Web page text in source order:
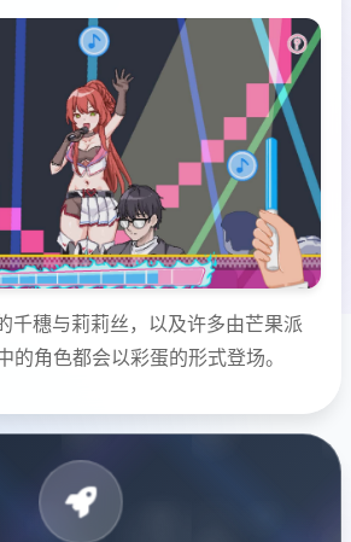
千穗与莉莉丝，以及许多由芒果派
的角色都会以彩蛋的形式登场。